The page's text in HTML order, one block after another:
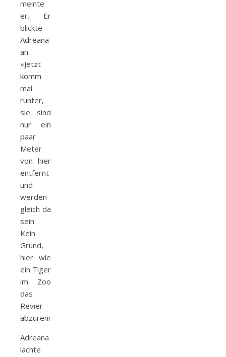
meinte
er. Er
blickte
Adreana
an.
»Jetzt
komm
mal
runter,
sie sind
nur ein
paar
Meter
von hier
entfernt
und
werden
gleich da
sein.
Kein
Grund,
hier wie
ein Tiger
im Zoo
das
Revier
abzurennen.«
Adreana
lachte